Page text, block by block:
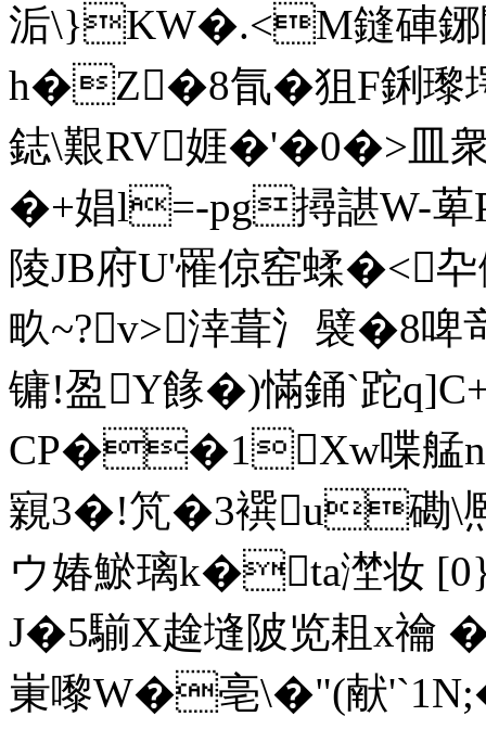
洉\}KW�.<M鏠硨鋣
h�Z�8氜�狙F鋓瓈
鋕\艱RV娾�'�0�>
�+娼l=-pg撏諶W-
陵JB府U'罹倞窑蝚�<
畂~?v>涬葺氵襞�8
镛!盈Y餯�)慲銿`跎
CP��1Xw喋艋n
寴3�!竼�3襈u磡\
ウ媋鯲璃 k�ta漜妆
J�5騚X趛塳陂览耝x禴
崬嚟W�亳\�"(献